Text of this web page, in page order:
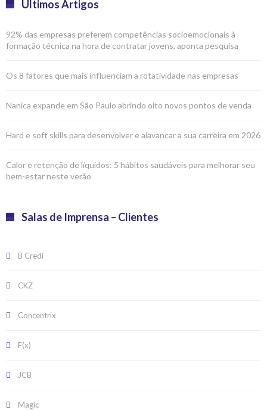
Últimos Artigos
92% das empresas preferem competências socioemocionais à
formação técnica na hora de contratar jovens, aponta pesquisa
Os 8 fatores que mais influenciam a rotatividade nas empresas
Nanica expande em São Paulo abrindo oito novos pontos de venda
Hard e soft skills para desenvolver e alavancar a sua carreira em 2026
Calor e retenção de líquidos: 5 hábitos saudáveis para melhorar seu
bem-estar neste verão
Salas de Imprensa – Clientes
B Credi
CKZ
Concentrix
F(x)
JCB
Magic